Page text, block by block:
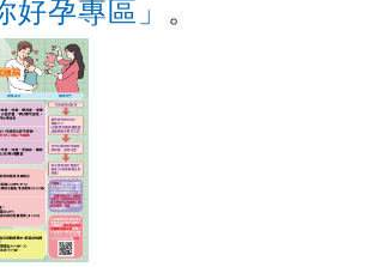
好孕專區」 。